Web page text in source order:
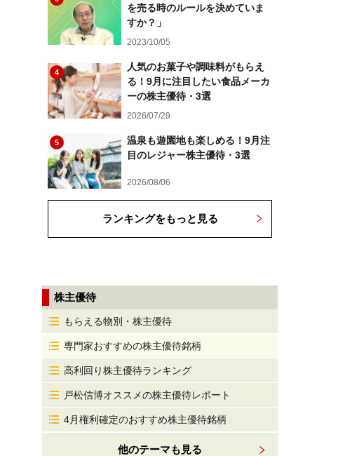
を売る時のルールを決めていま
すか？」
2023/10/05
4
人気のお菓子や調味料がもらえ
る！9月に注目したい食品メーカ
ーの株主優待・3選
2026/07/29
5
温泉も遊園地も楽しめる！9月注
目のレジャー株主優待・3選
2026/08/06
ランキングをもっと見る
株主優待
もらえる物別・株主優待
専門家おすすめの株主優待銘柄
高利回り株主優待ランキング
戸松信博オススメの株主優待レポート
4月権利確定のおすすめ株主優待銘柄
他のテーマも見る